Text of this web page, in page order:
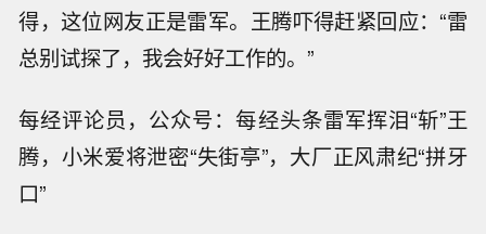
得，这位网友正是雷军。王腾吓得赶紧回应：“雷
总别试探了，我会好好工作的。”
每经评论员，公众号：每经头条雷军挥泪“斩”王
腾，小米爱将泄密“失街亭”，大厂正风肃纪“拼牙
口”